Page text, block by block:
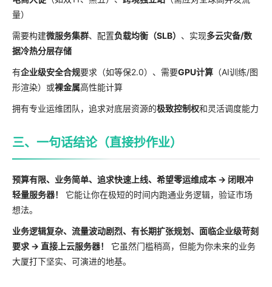
量）
需要构建微服务集群、配置负载均衡（SLB） 、实现多云灾备/数
据冷热分层存储
有企业级安全合规要求（如等保2.0）、需要GPU计算 （AI训练/图
形渲染）或裸金属高性能计算
拥有专业运维团队，追求对底层资源的极致控制权和灵活调度能力
三、一句话结论（直接抄作业）
预算有限、业务简单、追求快速上线、希望零运维成本 → 闭眼冲
轻量服务器！
它能让你在极短的时间内跑通业务逻辑，验证市场
想法。
业务逻辑复杂、流量波动剧烈、有长期扩张规划、面临企业级苛刻
要求 → 直接上云服务器！
它虽然门槛稍高，但能为你未来的业务
大厦打下坚实、可演进的地基。